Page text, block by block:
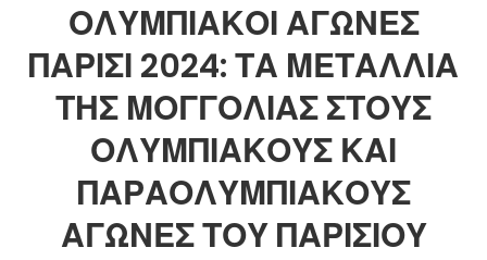
ΟΛΥΜΠΙΑΚΟΊ ΑΓΏΝΕΣ
ΠΑΡΊΣΙ 2024: ΤΑ ΜΕΤΆΛΛΙΑ
ΤΗΣ ΜΟΓΓΟΛΊΑΣ ΣΤΟΥΣ
ΟΛΥΜΠΙΑΚΟΎΣ ΚΑΙ
ΠΑΡΑΟΛΥΜΠΙΑΚΟΎΣ
ΑΓΏΝΕΣ ΤΟΥ ΠΑΡΙΣΙΟΎ